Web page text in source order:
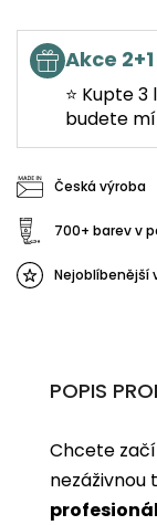
Akce
⭐ Kupte
budete
Česká výroba
700+ barev v
Nejoblíbenější
POPIS
Chcete
nezáživnou